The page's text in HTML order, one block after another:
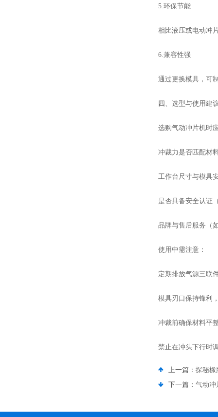
5.环保节能
相比液压或电动冲
6.兼容性强
通过更换模具，可
四、选型与使用建
选购气动冲片机时
冲裁力是否匹配材
工作台尺寸与模具
是否具备安全认证
品牌与售后服务（
使用中需注意：
定期排放气源三联
模具刃口保持锋利
冲裁前确保材料平
禁止在冲头下行时
上一篇： 探秘橡
下一篇： 气动冲